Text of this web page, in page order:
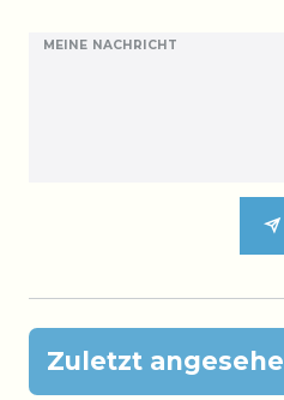
MEINE NACHRICHT
Zuletzt